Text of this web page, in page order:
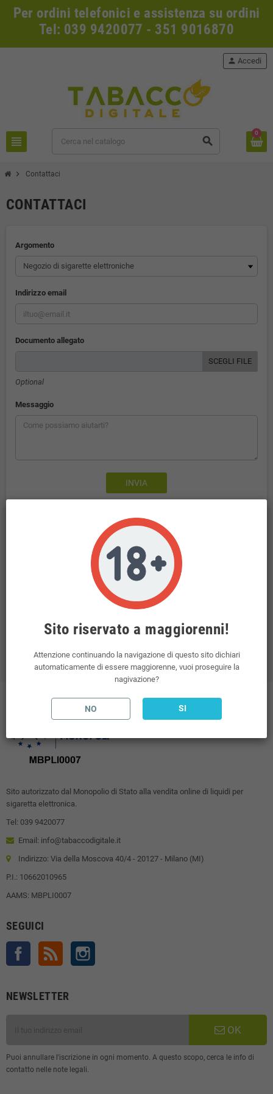
Per ordini telefonici e assistenza su ordini
Tel: 039 9420077 - 351 9016870
view_headline search
person Accedi
0
chevron_right Contattaci
INFORMAZIONI NEGOZIO
Tabaccodigitale Vendita Online Sigarette Elettroniche
Inviaci un'e-mail:info@tabaccodigitale.it
CONTATTACI
Argomento
Indirizzo email
Documento allegato
SCEGLI FILE
Optional
Messaggio
Sito autorizzato dal Monopolio di Stato alla vendita online di liquidi per
sigaretta elettronica.
Tel: 039 9420077
Email: info@tabaccodigitale.it
Indirizzo: Via della Moscova 40/4 - 20127 - Milano (MI)
P.I.: 10662010965
AAMS: MBPLI0007
SEGUICI
Facebook Rss
NEWSLETTER
OK
Puoi annullare l'iscrizione in ogni momento. A questo scopo, cerca le info di
contatto nelle note legali.
Sito riservato a maggiorenni!
Attenzione continuando la navigazione di questo sito dichiari
automaticamente di essere maggiorenne, vuoi proseguire la
nagivazione?
NO SI